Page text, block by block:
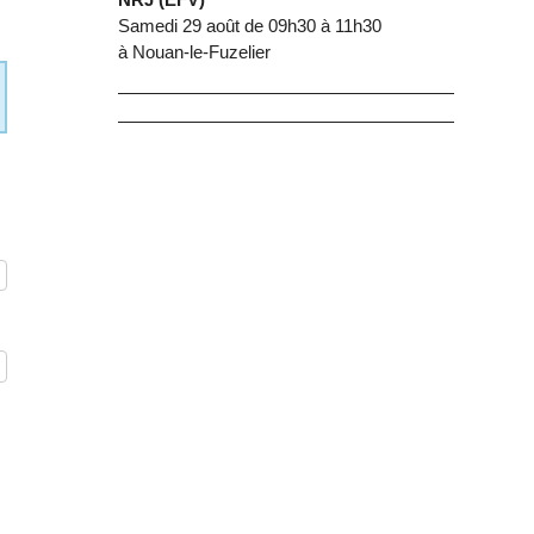
Samedi 29 août de 09h30 à 11h30
à Nouan-le-Fuzelier